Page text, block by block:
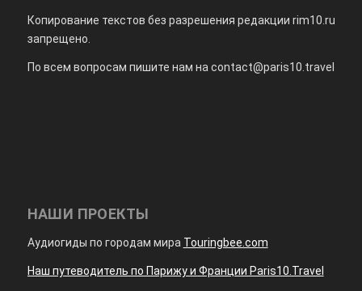
Копирование текстов без разрешения редакции rim10.ru
запрещено.
По всем вопросам пишите нам на contact@paris10.travel
НАШИ ПРОЕКТЫ
Аудиогиды по городам мира Touringbee.com
Наш путеводитель по Парижу и Франции Paris10.Travel